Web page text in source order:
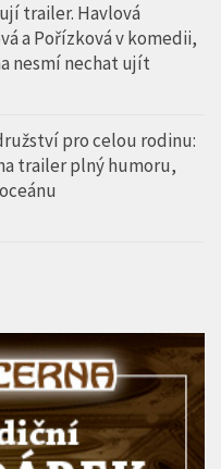
trailer. Havlová
a Pořízková v komedii,
nesmí nechat ujít
pro celou rodinu:
trailer plný humoru,